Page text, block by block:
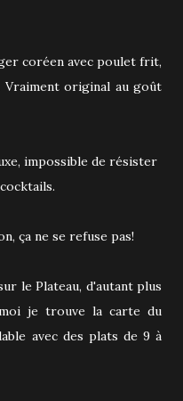
coréen avec poulet frit,
Vraiment original au goût
ça ne se refuse pas!
le Plateau, d'autant plus
je trouve la carte du
avec des plats de 9 à